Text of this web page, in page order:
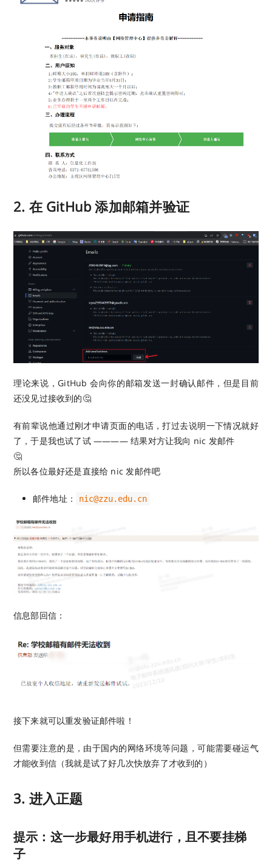
2. 在 GitHub 添加邮箱并验证
理论来说，GitHub 会向你的邮箱发送一封确认邮件，但是目前
还没见过接收到的🤔
有前辈说他通过刚才申请页面的电话，打过去说明一下情况就好
了，于是我也试了试 ———— 结果对方让我向 nic 发邮件
🤔
所以各位最好还是直接给 nic 发邮件吧
邮件地址： nic@zzu.edu.cn
信息部回信：
接下来就可以重发验证邮件啦！
但需要注意的是，由于国内的网络环境等问题，可能需要碰运气
才能收到信（我就是试了好几次快放弃了才收到的）
3. 进入正题
提示：这一步最好用手机进行，且不要挂梯
子